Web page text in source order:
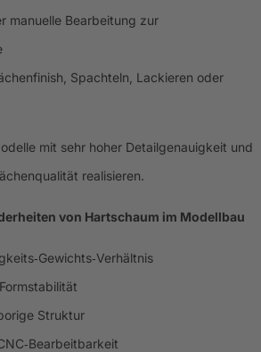
manuelle Bearbeitung zur
Spachteln, Lackieren oder
mit sehr hoher Detailgenauigkeit und
realisieren.
von Hartschaum im Modellbau
Struktur